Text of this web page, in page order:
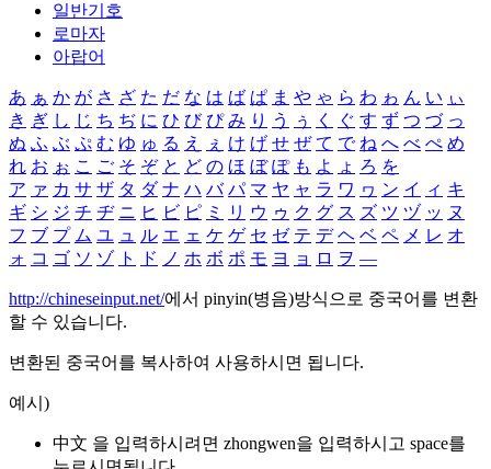
일반기호
로마자
아랍어
あ ぁ か が さ ざ た だ な は ば ぱ ま や ゃ ら わ ゎ ん い ぃ
き ぎ し じ ち ぢ に ひ び ぴ み り う ぅ く ぐ す ず つ づ っ
ぬ ふ ぶ ぷ む ゆ ゅ る え ぇ け げ せ ぜ て で ね へ べ ぺ め
れ お ぉ こ ご そ ぞ と ど の ほ ぼ ぽ も よ ょ ろ を
ア ァ カ サ ザ タ ダ ナ ハ バ パ マ ヤ ャ ラ ワ ヮ ン イ ィ キ
ギ シ ジ チ ヂ ニ ヒ ビ ピ ミ リ ウ ゥ ク グ ス ズ ツ ヅ ッ ヌ
フ ブ プ ム ユ ュ ル エ ェ ケ ゲ セ ゼ テ デ ヘ ベ ペ メ レ オ
ォ コ ゴ ソ ゾ ト ド ノ ホ ボ ポ モ ヨ ョ ロ ヲ ―
http://chineseinput.net/에서 pinyin(병음)방식으로 중국어를 변환
할 수 있습니다.
변환된 중국어를 복사하여 사용하시면 됩니다.
예시)
中文 을 입력하시려면 zhongwen을 입력하시고 space를